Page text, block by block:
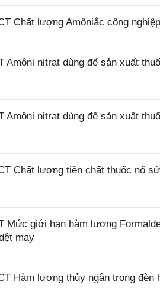
Chất lượng Amôniắc công nghiệp
Amôni nitrat dùng để sản xuất
nitrat dùng để sản xuất
Chất lượng tiền chất thuốc nổ
Mức giới hạn hàm lượng
may
Hàm lượng thủy ngân trong đèn